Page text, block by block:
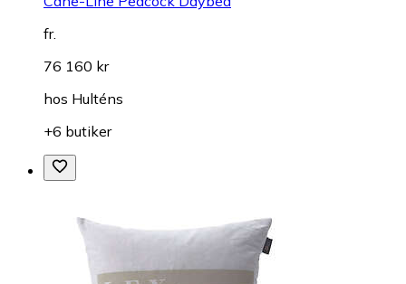
fr.
76 160 kr
hos Hulténs
+6 butiker